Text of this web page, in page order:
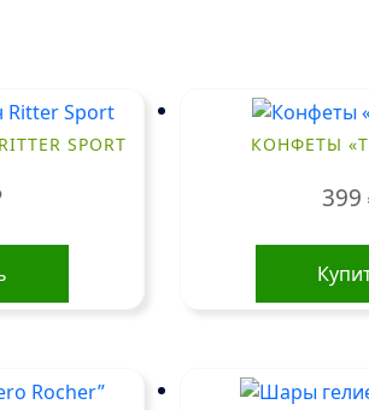
SPORT КОНФЕТЫ
399